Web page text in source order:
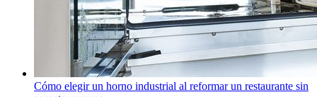
Cómo elegir un horno industrial al reformar un restaurante sin